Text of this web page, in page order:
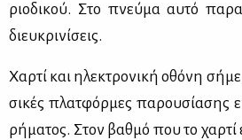
ριο­δι­κού. Στο πνεύ­μα αυ­τό
διευ­κρι­νί­σεις.
Χαρ­τί και ηλε­κτρο­νι­κή οθό­νη
σι­κές πλατ­φόρ­μες πα­ρου­σί­α­σης
ρή­μα­τος. Στον βαθ­μό που το χαρ­τί